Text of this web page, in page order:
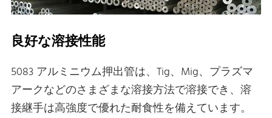
良好な溶接性能
5083 アルミニウム押出管は、Tig、Mig、プラズマ
アークなどのさまざまな溶接方法で溶接でき、溶
接継手は高強度で優れた耐食性を備えています。